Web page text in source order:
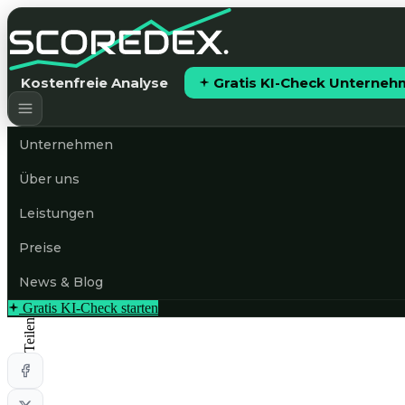
Kostenfreie Analyse Gratis KI-Check
Unternehmen
Über uns
Leistungen
Preise
News & Blog
Gratis KI-Check starten
Teilen